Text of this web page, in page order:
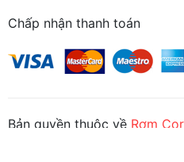
Chấp nhận thanh toán
Bản quyền thuộc về Rơm